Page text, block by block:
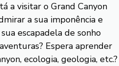
a visitar o Grand Canyon
a sua imponência e
escapadela de sonho
Espera aprender
ecologia, geologia, etc.?